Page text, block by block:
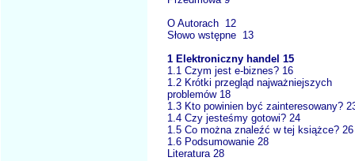
O Autorach 12
Słowo wstępne 13
1 Elektroniczny handel 15
1.1 Czym jest e-biznes? 16
1.2 Krótki przegląd najważniejszych
problemów 18
1.3 Kto powinien być zainteresowany?
1.4 Czy jesteśmy gotowi? 24
1.5 Co można znaleźć w tej książce? 26
1.6 Podsumowanie 28
Literatura 28